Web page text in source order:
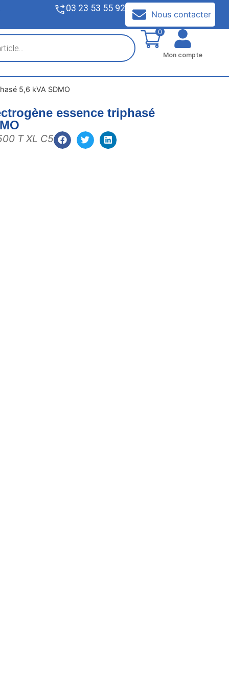
03 23 53 55 92
Nous contacter
0
Mon compte
5,6 kVA SDMO
essence triphasé
T XL C5